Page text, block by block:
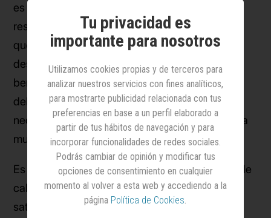
es el QUÉ, la marca es el CÓMO. El producto
resuelve la necesidad racional, la carencia que
queremos resolver; la marca satisface nuestros
deseos, añade un beneficio emocional al
beneficio funcional que el cliente busca. El reto
del marketing no es solo descubrir lo QUÉ
necesita la gente, sino CÓMO lo quiere, lo que la
mueve de verdad.
Es cierto que si no llegamos a alcanzar el nivel de
calidad requerido, ni a dar una respuesta
satisfactoria a la necesidad del cliente, nunca
Tu privacidad es
importante para nosotros
Utilizamos cookies propias y de terceros para
analizar nuestros servicios con fines analíticos,
para mostrarte publicidad relacionada con tus
preferencias en base a un perfil elaborado a
partir de tus hábitos de navegación y para
incorporar funcionalidades de redes sociales.
Podrás cambiar de opinión y modificar tus
opciones de consentimiento en cualquier
momento al volver a esta web y accediendo a la
página Política de Cookies